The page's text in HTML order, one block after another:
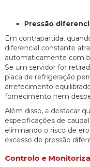
Pressão
Em contrapartida,
diferencial constante
automaticamente com
Se um servidor for
placa de refrigeração
arrefecimento
fornecimento nem
Além disso, a destacar
especificações de
eliminando o risco de
excesso de pressão
Controlo e